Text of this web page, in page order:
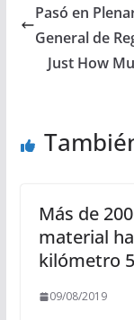
Pasó en
General de
Just How
Más de
material
kilómetro
09/08/2019